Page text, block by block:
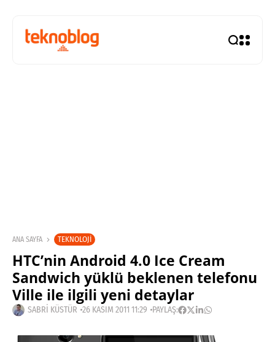
ANA SAYFA TEKNOLOJI
HTC’nin Android 4.0 Ice Cream
Sandwich yüklü beklenen telefonu
Ville ile ilgili yeni detaylar
SABRI KÜSTÜR 26 KASIM 2011 11:29 PAYLAŞ: